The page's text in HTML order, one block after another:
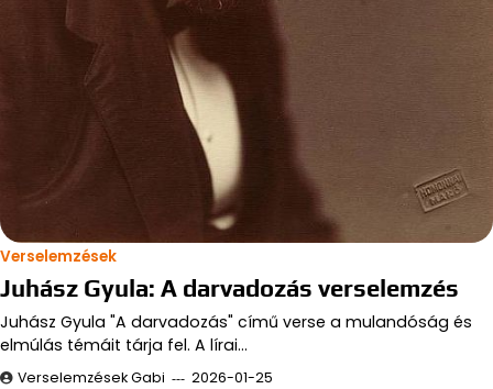
Verselemzések
Juhász Gyula: A darvadozás verselemzés
Juhász Gyula "A darvadozás" című verse a mulandóság és
elmúlás témáit tárja fel. A lírai…
Verselemzések Gabi 2026-01-25